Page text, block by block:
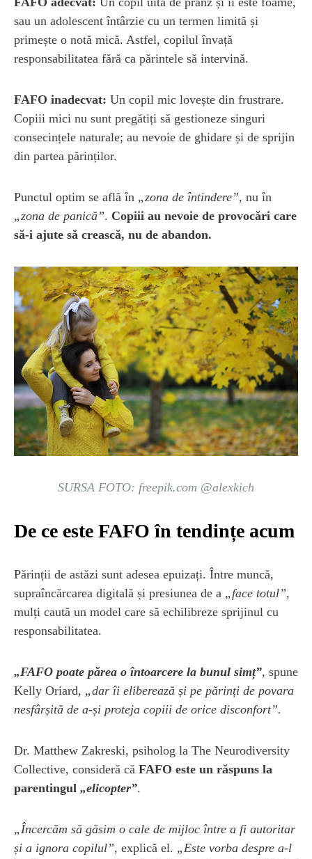
sau un adolescent întârzie cu un termen limită și
primește o notă mică. Astfel, copilul învață
responsabilitatea fără ca părintele să intervină.
FAFO inadecvat: Un copil mic lovește din frustrare.
Copiii mici nu sunt pregătiți să gestioneze singuri
consecințele naturale; au nevoie de ghidare și de sprijin
din partea părinților.
Punctul optim se află în „zona de întindere”, nu în
„zona de panică”. Copiii au nevoie de provocări care
să-i ajute să crească, nu de abandon.
SURSA FOTO: freepik.com @alexkich
De ce este FAFO în tendințe acum
Părinții de astăzi sunt adesea epuizați. Între muncă,
supraîncărcarea digitală și presiunea de a „face totul”,
mulți caută un model care să echilibreze sprijinul cu
responsabilitatea.
„FAFO poate părea o întoarcere la bunul simț”, spune
Kelly Oriard, „dar îi eliberează și pe părinți de povara
nesfârșită de a-și proteja copiii de orice disconfort”.
Dr. Matthew Zakreski, psiholog la The Neurodiversity
Collective, consideră că FAFO este un răspuns la
parentingul „elicopter”.
„Încercăm să găsim o cale de mijloc între a fi autoritar
și a ignora copilul”, explică el. „Este vorba despre a-l